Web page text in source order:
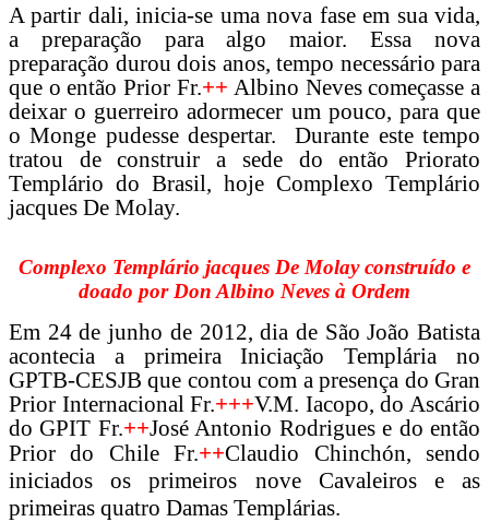
A partir dali, inicia-se uma nova fase em sua vida,
a preparação para algo maior. Essa nova
preparação durou dois anos, tempo necessário para
que o então Prior Fr.++ Albino Neves começasse a
deixar o guerreiro adormecer um pouco, para que
o Monge pudesse despertar. Durante este tempo
tratou de construir a sede do então Priorato
Templário do Brasil, hoje Complexo Templário
jacques De Molay.
Complexo Templário jacques De Molay construído e
doado por Don Albino Neves à Ordem
Em 24 de junho de 2012, dia de São João Batista
acontecia a primeira Iniciação Templária no
GPTB-CESJB que contou com a presença do Gran
Prior Internacional Fr.+++V.M. Iacopo, do Ascário
do GPIT Fr.++José Antonio Rodrigues e do então
Prior do Chile Fr.++Claudio Chinchón, sendo
iniciados os primeiros nove Cavaleiros e as
primeiras quatro Damas Templárias.